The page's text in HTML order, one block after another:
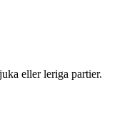
eller leriga partier.